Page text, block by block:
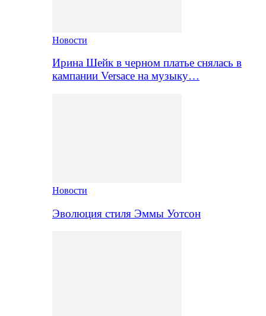
Новости
Ирина Шейк в черном платье снялась в
кампании Versace на музыку…
Новости
Эволюция стиля Эммы Уотсон